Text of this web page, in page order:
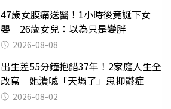
47歲女腹痛送醫！1小時後竟誕下女
嬰 26歲女兒：以為只是變胖
2026-08-08
出生差55分鐘抱錯37年！2家庭人生全
改寫 她潰喊「天塌了」患抑鬱症
2026-08-02